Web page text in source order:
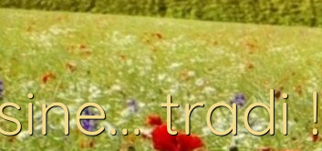
tradi !